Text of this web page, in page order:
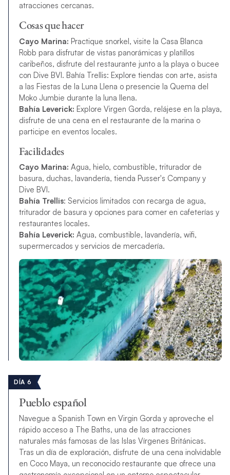
atracciones cercanas.
Cosas que hacer
Cayo Marina: Practique snorkel, visite la Casa Blanca
Robb para disfrutar de vistas panorámicas y platillos
caribeños, disfrute del restaurante junto a la playa o bucee
con Dive BVI. Bahía Trellis: Explore tiendas con arte, asista
a las Fiestas de la Luna Llena o presencie la Quema del
Moko Jumbie durante la luna llena.
Bahía Leverick: Explore Virgen Gorda, relájese en la playa,
disfrute de una cena en el restaurante de la marina o
participe en eventos locales.
Facilidades
Cayo Marina: Agua, hielo, combustible, triturador de
basura, duchas, lavandería, tienda Pusser's Company y
Dive BVI.
Bahía Trellis: Servicios limitados con recarga de agua,
triturador de basura y opciones para comer en cafeterías y
restaurantes locales.
Bahía Leverick: Agua, combustible, lavandería, wifi,
supermercados y servicios de mercadería.
DÍA 6
Pueblo español
Navegue a Spanish Town en Virgin Gorda y aproveche el
rápido acceso a The Baths, una de las atracciones
naturales más famosas de las Islas Vírgenes Británicas.
Tras un día de exploración, disfrute de una cena inolvidable
en Coco Maya, un reconocido restaurante que ofrece una